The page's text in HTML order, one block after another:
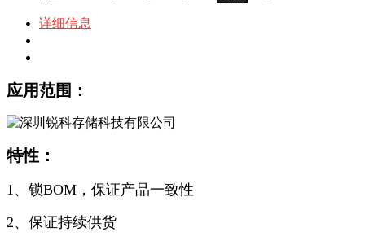
详细信息
应用范围：
特性：
1、锁BOM，保证产品一致性
2、保证持续供货